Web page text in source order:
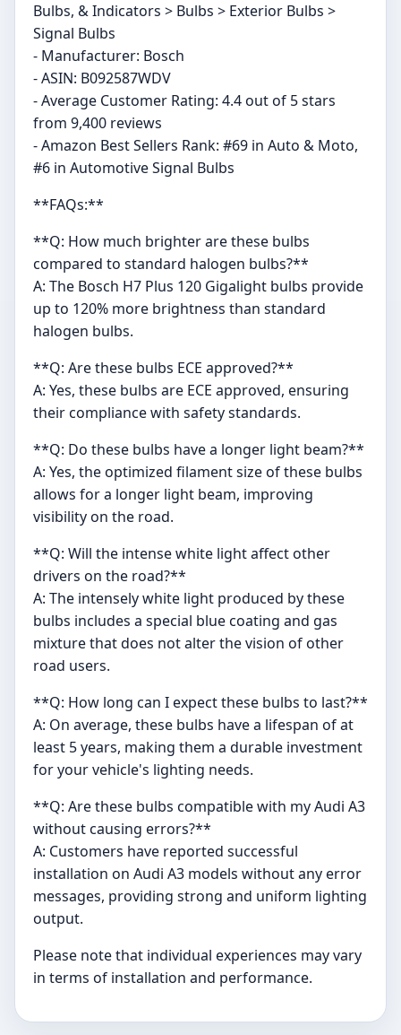
Bulbs, & Indicators > Bulbs > Exterior Bulbs >
Signal Bulbs
- Manufacturer: Bosch
- ASIN: B092587WDV
- Average Customer Rating: 4.4 out of 5 stars
from 9,400 reviews
- Amazon Best Sellers Rank: #69 in Auto & Moto,
#6 in Automotive Signal Bulbs
**FAQs:**
**Q: How much brighter are these bulbs
compared to standard halogen bulbs?**
A: The Bosch H7 Plus 120 Gigalight bulbs provide
up to 120% more brightness than standard
halogen bulbs.
**Q: Are these bulbs ECE approved?**
A: Yes, these bulbs are ECE approved, ensuring
their compliance with safety standards.
**Q: Do these bulbs have a longer light beam?**
A: Yes, the optimized filament size of these bulbs
allows for a longer light beam, improving
visibility on the road.
**Q: Will the intense white light affect other
drivers on the road?**
A: The intensely white light produced by these
bulbs includes a special blue coating and gas
mixture that does not alter the vision of other
road users.
**Q: How long can I expect these bulbs to last?**
A: On average, these bulbs have a lifespan of at
least 5 years, making them a durable investment
for your vehicle's lighting needs.
**Q: Are these bulbs compatible with my Audi A3
without causing errors?**
A: Customers have reported successful
installation on Audi A3 models without any error
messages, providing strong and uniform lighting
output.
Please note that individual experiences may vary
in terms of installation and performance.